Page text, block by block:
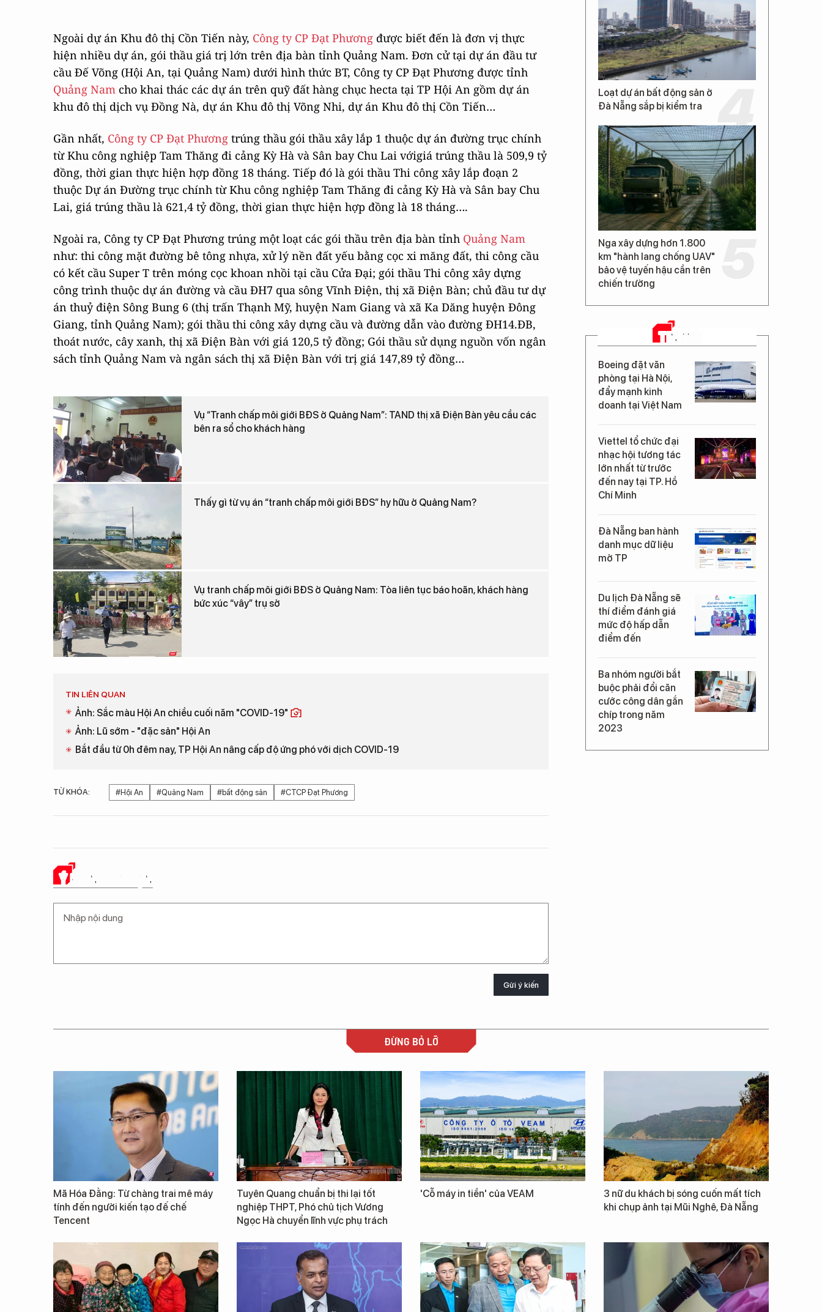
Ngoài dự án Khu đô thị Cồn Tiến này, Công ty CP Đạt Phương được biết đến là đơn vị thực
hiện nhiều dự án, gói thầu giá trị lớn trên địa bàn tỉnh Quảng Nam. Đơn cử tại dự án đầu tư
cầu Đế Võng (Hội An, tại Quảng Nam) dưới hình thức BT, Công ty CP Đạt Phương được tỉnh
Quảng Nam cho khai thác các dự án trên quỹ đất hàng chục hecta tại TP Hội An gồm dự án
khu đô thị dịch vụ Đồng Nà, dự án Khu đô thị Võng Nhi, dự án Khu đô thị Cồn Tiến…
Gần nhất, Công ty CP Đạt Phương trúng thầu gói thầu xây lắp 1 thuộc dự án đường trục chính
từ Khu công nghiệp Tam Thăng đi cảng Kỳ Hà và Sân bay Chu Lai vớigiá trúng thầu là 509,9 tỷ
đồng, thời gian thực hiện hợp đồng 18 tháng. Tiếp đó là gói thầu Thi công xây lắp đoạn 2
thuộc Dự án Đường trục chính từ Khu công nghiệp Tam Thăng đi cảng Kỳ Hà và Sân bay Chu
Lai, giá trúng thầu là 621,4 tỷ đồng, thời gian thực hiện hợp đồng là 18 tháng….
Ngoài ra, Công ty CP Đạt Phương trúng một loạt các gói thầu trên địa bàn tỉnh Quảng Nam
như: thi công mặt đường bê tông nhựa, xử lý nền đất yếu bằng cọc xi măng đất, thi công cầu
có kết cầu Super T trên móng cọc khoan nhồi tại cầu Cửa Đại; gói thầu Thi công xây dựng
công trình thuộc dự án đường và cầu ĐH7 qua sông Vĩnh Điện, thị xã Điện Bàn; chủ đầu tư dự
án thuỷ điện Sông Bung 6 (thị trấn Thạnh Mỹ, huyện Nam Giang và xã Ka Dăng huyện Đông
Giang, tỉnh Quảng Nam); gói thầu thi công xây dựng cầu và đường dẫn vào đường ĐH14.ĐB,
thoát nước, cây xanh, thị xã Điện Bàn với giá 120,5 tỷ đồng; Gói thầu sử dụng nguồn vốn ngân
sách tỉnh Quảng Nam và ngân sách thị xã Điện Bàn với trị giá 147,89 tỷ đồng…
Vụ “Tranh chấp môi giới BĐS ở Quảng Nam”: TAND thị xã Điện Bàn yêu cầu các
bên ra sổ cho khách hàng
Thấy gì từ vụ án “tranh chấp môi giới BĐS” hy hữu ở Quảng Nam?
Vụ tranh chấp môi giới BĐS ở Quảng Nam: Tòa liên tục báo hoãn, khách hàng
bức xúc “vây” trụ sở
TIN LIÊN QUAN
Ảnh: Sắc màu Hội An chiều cuối năm "COVID-19"
Ảnh: Lũ sớm - "đặc sản" Hội An
Bắt đầu từ 0h đêm nay, TP Hội An nâng cấp độ ứng phó với dịch COVID-19
TỪ KHÓA: #Hội An #Quảng Nam #bất động sản #CTCP Đạt Phương
Ý KIẾN CỦA BẠN
Gửi ý kiến
Loạt dự án bất động sản ở
Đà Nẵng sắp bị kiểm tra
Nga xây dựng hơn 1.800
km "hành lang chống UAV"
bảo vệ tuyến hậu cần trên
chiến trường
TIN MỚI
Boeing đặt văn
phòng tại Hà Nội,
đẩy mạnh kinh
doanh tại Việt Nam
Viettel tổ chức đại
nhạc hội tương tác
lớn nhất từ trước
đến nay tại TP. Hồ
Chí Minh
Đà Nẵng ban hành
danh mục dữ liệu
mở TP
Du lịch Đà Nẵng sẽ
thí điểm đánh giá
mức độ hấp dẫn
điểm đến
Ba nhóm người bắt
buộc phải đổi căn
cước công dân gắn
chíp trong năm
2023
ĐỪNG BỎ LỠ
Mã Hóa Đằng: Từ chàng trai mê máy
tính đến người kiến tạo đế chế
Tencent
Tuyên Quang chuẩn bị thi lại tốt
nghiệp THPT, Phó chủ tịch Vương
Ngọc Hà chuyển lĩnh vực phụ trách
'Cỗ máy in tiền' của VEAM
3 nữ du khách bị sóng cuốn mất tích
khi chụp ảnh tại Mũi Nghê, Đà Nẵng